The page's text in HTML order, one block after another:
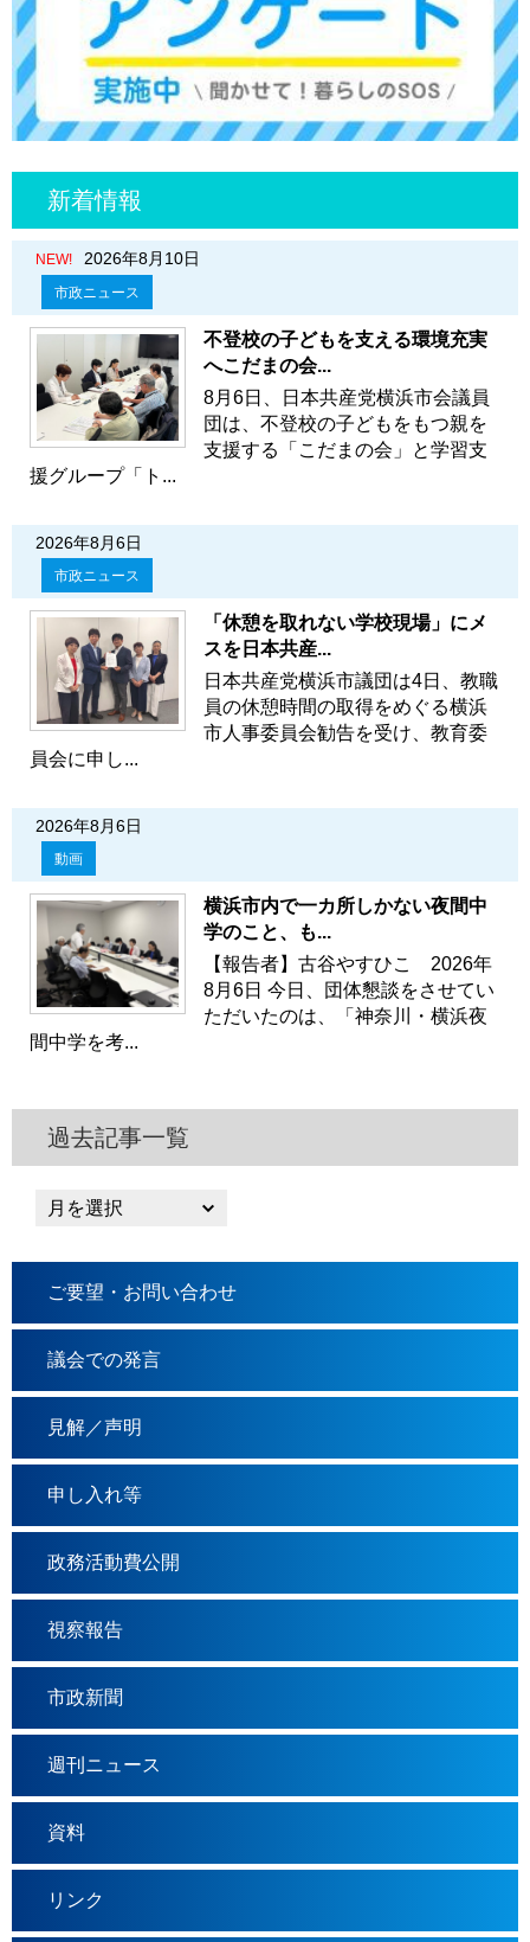
新着情報
NEW! 2026年8月10日
市政ニュース
不登校の子どもを支える環境充実
へこだまの会...
8月6日、日本共産党横浜市会議員
団は、不登校の子どもをもつ親を
支援する「こだまの会」と学習支
援グループ「ト...
2026年8月6日
市政ニュース
「休憩を取れない学校現場」にメ
スを日本共産...
日本共産党横浜市議団は4日、教職
員の休憩時間の取得をめぐる横浜
市人事委員会勧告を受け、教育委
員会に申し...
2026年8月6日
動画
横浜市内で一カ所しかない夜間中
学のこと、も...
【報告者】古谷やすひこ 2026年
8月6日 今日、団体懇談をさせてい
ただいたのは、「神奈川・横浜夜
間中学を考...
過去記事一覧
ご要望・お問い合わせ
議会での発言
見解／声明
申し入れ等
政務活動費公開
視察報告
市政新聞
週刊ニュース
資料
リンク